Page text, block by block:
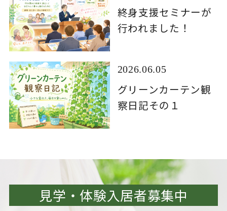
終身支援セミナーが
行われました！
2026.06.05
グリーンカーテン観
察日記その１
見学・体験入居者募集中